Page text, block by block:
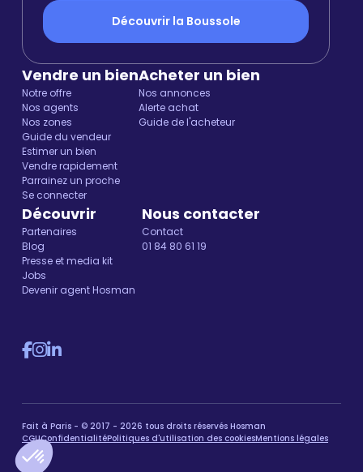
Découvrir la Boussole
Vendre un bien
Notre offre
Nos agents
Nos zones
Guide du vendeur
Estimer un bien
Vendre rapidement
Parrainez un proche
Se connecter
Acheter un bien
Nos annonces
Alerte achat
Guide de l'acheteur
Découvrir
Partenaires
Blog
Presse et media kit
Jobs
Devenir agent Hosman
Nous contacter
Contact
01 84 80 61 19
Fait à Paris - © 2017 - 2026 tous droits réservés Hosman
CGUConfidentialitéPolitiques d'utilisation des cookiesMentions légales